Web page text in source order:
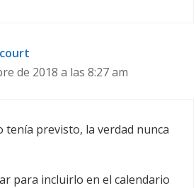
de 2018 a las 8:27 am
tenía previsto, la verdad nunca
para incluirlo en el calendario